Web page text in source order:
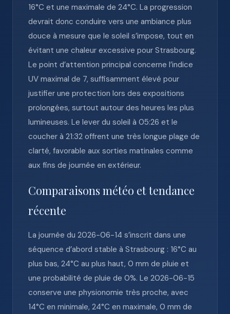
16°C et une maximale de 24°C. La progression
devrait donc conduire vers une ambiance plus
douce à mesure que le soleil s’impose, tout en
évitant une chaleur excessive pour Strasbourg.
Le point d’attention principal concerne l’indice
UV maximal de 7, suffisamment élevé pour
justifier une protection lors des expositions
prolongées, surtout autour des heures les plus
lumineuses. Le lever du soleil à 05:26 et le
coucher à 21:32 offrent une très longue plage de
clarté, favorable aux sorties matinales comme
aux fins de journée en extérieur.
Comparaisons météo et tendance
récente
La journée du 2026-06-14 s’inscrit dans une
séquence d’abord stable à Strasbourg : 16°C au
plus bas, 24°C au plus haut, 0 mm de pluie et
une probabilité de pluie de 0%. Le 2026-06-15
conserve une physionomie très proche, avec
14°C en minimale, 24°C en maximale, 0 mm de